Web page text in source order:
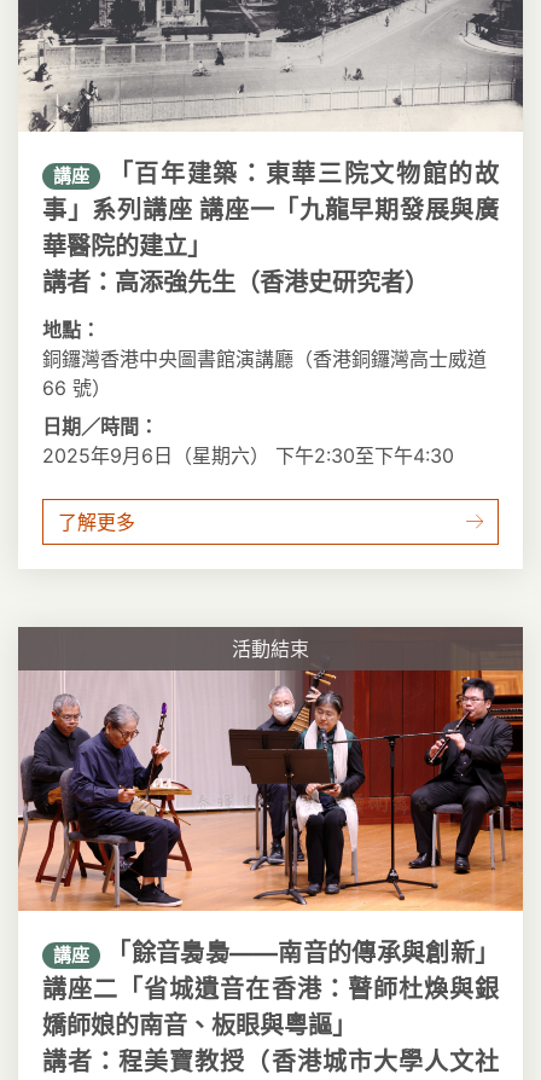
講座
「百年建築：東華三院文物館的故
事」系列講座 講座一「九龍早期發展與廣
華醫院的建立」
講者：高添強先生（香港史研究者）
地點：
銅鑼灣香港中央圖書館演講廳（香港銅鑼灣高士威道
66 號）
日期／時間：
2025年9月6日（星期六） 下午2:30至下午4:30
了解更多
活動結束
講座
「餘音裊裊——南音的傳承與創新」
講座二「省城遺音在香港：瞽師杜煥與銀
嬌師娘的南音、板眼與粵謳」
講者：程美寶教授（香港城市大學人文社